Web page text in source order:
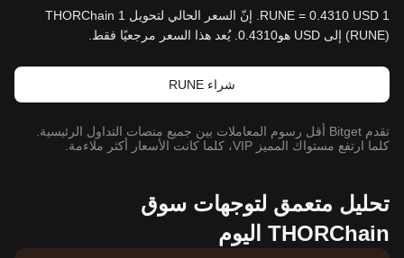
1 RUNE = 0.4310 USD. إنّ السعر الحالي لتحويل 1 THORChain
(RUNE) إلى USD هو0.4310. يُعد هذا السعر مرجعيًا فقط.
شراء RUNE
تقدم Bitget أقل رسوم المعاملات بين جميع منصات التداول الرئيسية.
كلما ارتفع مستواك المميز VIP، كلما كانت الأسعار أكثر ملاءمة.
تحليل متعمق لتوجهات سوق
THORChain اليوم